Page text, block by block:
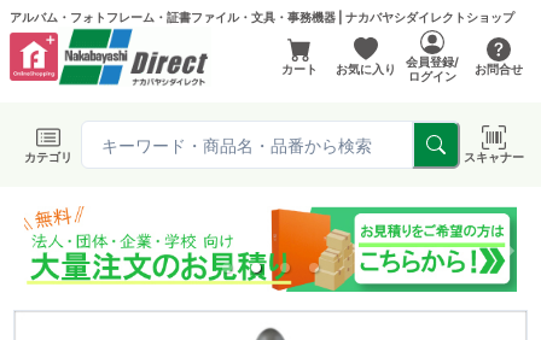
アルバム・フォトフレーム・証書ファイル・文具・事務機器 | ナカバヤシダイレクトショップ
カート お気に入り
会員登録/
ログイン
お問合せ
カテゴリ スキャナー